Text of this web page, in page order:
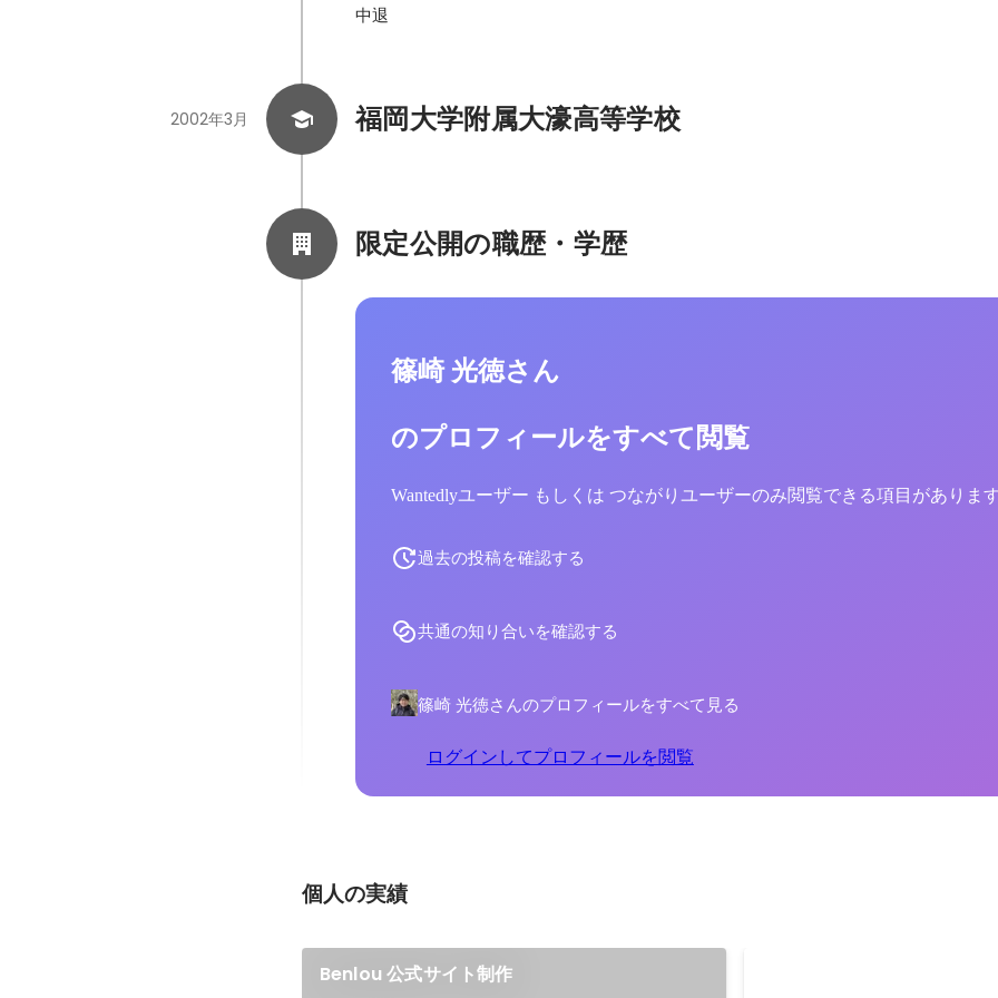
中退
福岡大学附属大濠高等学校
2002年3月
限定公開の職歴・学歴
篠崎 光徳さん
のプロフィールをすべて閲覧
Wantedlyユーザー もしくは つながりユーザーのみ閲覧できる項目がありま
過去の投稿を確認する
共通の知り合いを確認する
篠崎 光徳さんのプロフィールをすべて見る
ログインしてプロフィールを閲覧
個人の実績
Benlou 公式サイト制作